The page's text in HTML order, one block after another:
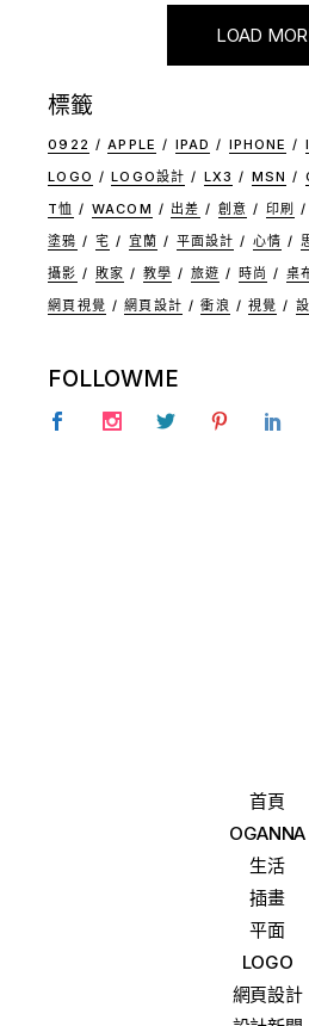
LOAD
標籤
0922 APPLE IPAD IPHONE
LOGO
LOGO設計 LX3 MSN
T恤
WACOM 出差 創意 印刷
塗鴉
宅 宜蘭 平面設計 心情
攝影
敗家 教學 旅遊 時尚 桌
網頁視覺
網頁設計 衝浪 視覺
FOLLOWME
首頁
OGANNA
生活
插畫
平面
LOGO
網頁設計